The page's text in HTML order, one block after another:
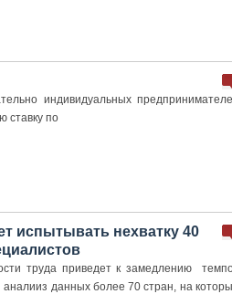
индивидуальных
ставку по
испытывать нехватку 40
труда приведет к замедлению
данных более 70 стран, на